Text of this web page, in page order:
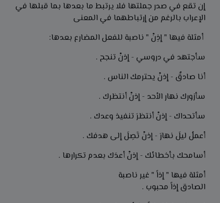
إن تقع في صدر جملتها فلا يرتبط ما بعدها بما قبلها في
الإعراب بالرغم من إرتباطهما في المعنى
أمثلة فيها " إذِنْ " ناصبة للفعل المضارع بعدها:
سأجتهد في دروسي - إذنْ تنجح .
أنا صادقٌ - إذنْ يحترمك الناس .
سأزورك نهار الأحد - إذنْ أنتظرك .
سأتحداك - إذنْ أنتظرَ تنفيذ وعدك .
أعملُ ليلَ نهارَ - إذنْ تَصِلَ إلى هدفك .
أسامحك بأخطائك - إذنْ أعدَك بعدم تكرارها .
أمثلة فيها " إذاً " غير ناصبة
الصادق إذاً محبوب .